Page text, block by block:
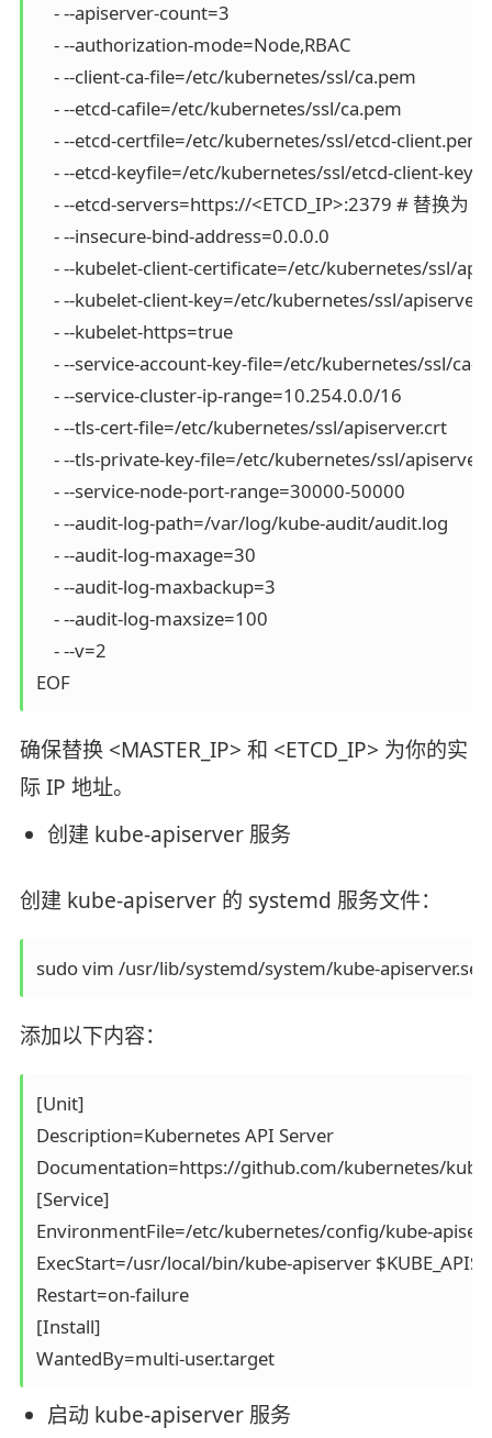
    - --apiserver-count=3
    - --authorization-mode=Node,RBAC
    - --client-ca-file=/etc/kubernetes/ssl/ca.pem
    - --etcd-cafile=/etc/kubernetes/ssl/ca.pem
    - --etcd-certfile=/etc/kubernetes/ssl/etcd-client.pem
- --etcd-keyfile=/etc/kubernetes/ssl/etcd-client-
- --etcd-servers=https://<ETCD_IP>:2379 # 替换为
    - --insecure-bind-address=0.0.0.0
- --kubelet-client-certificate=/etc/kubernetes/ssl/
- --kubelet-client-key=/etc/kubernetes/ssl/
    - --kubelet-https=true
- --service-account-key-file=/etc/kubernetes/ssl/
    - --service-cluster-ip-range=10.254.0.0/16
    - --tls-cert-file=/etc/kubernetes/ssl/apiserver.crt
- --tls-private-key-file=/etc/kubernetes/ssl/
    - --service-node-port-range=30000-50000
    - --audit-log-path=/var/log/kube-audit/audit.log
    - --audit-log-maxage=30
    - --audit-log-maxbackup=3
    - --audit-log-maxsize=100
    - --v=2
EOF
确保替换 <MASTER_IP> 和 <ETCD_IP> 为你的实
际 IP 地址。
创建 kube-apiserver 服务
创建 kube-apiserver 的 systemd 服务文件：
sudo vim /usr/lib/systemd/system/kube-
添加以下内容：
[Unit]
Description=Kubernetes API Server
Documentation=https://github.com/kubernetes/
[Service]
EnvironmentFile=/etc/kubernetes/config/kube-
ExecStart=/usr/local/bin/kube-apiserver
Restart=on-failure
[Install]
WantedBy=multi-user.target
启动 kube-apiserver 服务